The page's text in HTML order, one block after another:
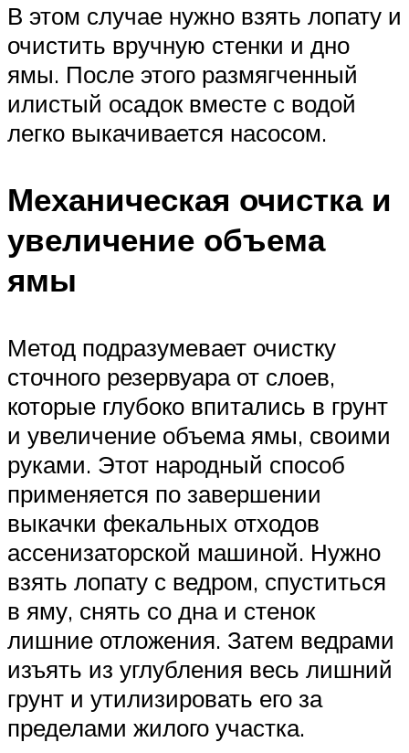
В этом случае нужно взять лопату и
очистить вручную стенки и дно
ямы. После этого размягченный
илистый осадок вместе с водой
легко выкачивается насосом.
Механическая очистка и
увеличение объема
ямы
Метод подразумевает очистку
сточного резервуара от слоев,
которые глубоко впитались в грунт
и увеличение объема ямы, своими
руками. Этот народный способ
применяется по завершении
выкачки фекальных отходов
ассенизаторской машиной. Нужно
взять лопату с ведром, спуститься
в яму, снять со дна и стенок
лишние отложения. Затем ведрами
изъять из углубления весь лишний
грунт и утилизировать его за
пределами жилого участка.